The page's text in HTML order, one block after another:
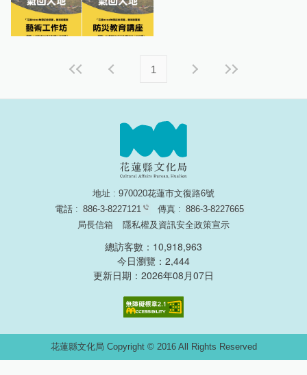
1
地址 : 970020花蓮市文復路6號
電話 : 886-3-8227121 傳真 : 886-3-8227665
局長信箱
隱私權及資訊安全政策宣示
總訪客數：10,918,963
今日瀏覽：2,444
更新日期：2026年08月07日
花蓮縣文化局 Copyright © 2016 All Rights Reserved